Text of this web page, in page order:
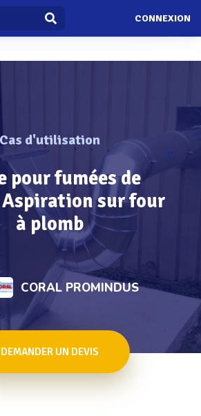
CONNEXION
Cas d'utilisation
pour fumées de
Aspiration sur four
à plomb
CORAL PROMINDUS
DEMANDER UN DEVIS